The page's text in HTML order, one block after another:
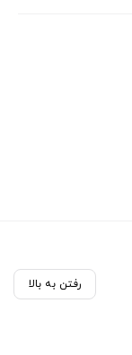
رفتن به بالا